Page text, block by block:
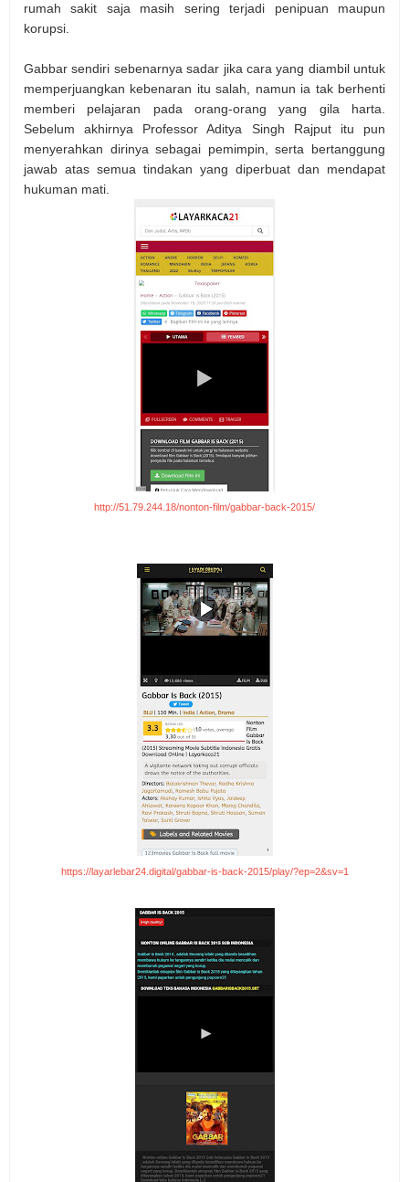
rumah sakit saja masih sering terjadi penipuan maupun
korupsi.
Gabbar sendiri sebenarnya sadar jika cara yang diambil untuk
memperjuangkan kebenaran itu salah, namun ia tak berhenti
memberi pelajaran pada orang-orang yang gila harta.
Sebelum akhirnya Professor Aditya Singh Rajput itu pun
menyerahkan dirinya sebagai pemimpin, serta bertanggung
jawab atas semua tindakan yang diperbuat dan mendapat
hukuman mati.
http://51.79.244.18/nonton-film/gabbar-back-2015/
https://layarlebar24.digital/gabbar-is-back-2015/play/?ep=2&sv=1